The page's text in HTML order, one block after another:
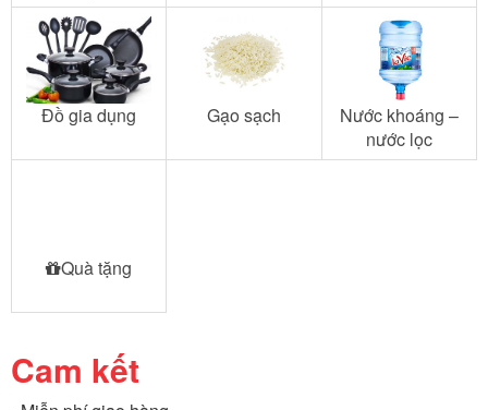
Đồ gia dụng Gạo sạch
Nước khoáng –
nước lọc
Quà tặng
Cam kết